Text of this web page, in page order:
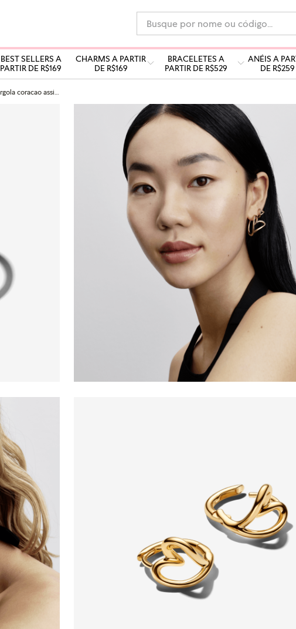
Busque por nome ou código...
BEST SELLERS A
PARTIR DE R$169
CHARMS A PARTIR
DE R$169
BRACELETES A
PARTIR DE R$529
ANÉIS A
DE R$259